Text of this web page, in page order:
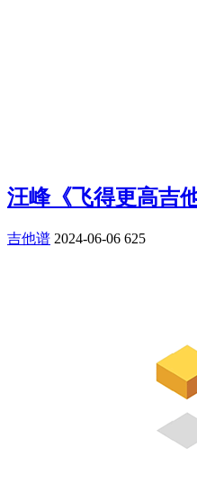
汪峰《飞得更高吉
吉他谱 2024-06-06 625